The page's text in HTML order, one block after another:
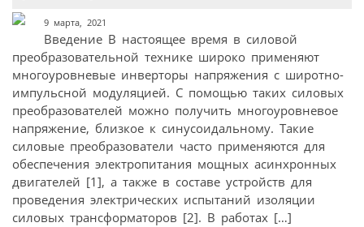
9 марта, 2021
Введение В настоящее время в силовой
преобразовательной технике широко применяют
многоуровневые инверторы напряжения с широтно-
импульсной модуляцией. С помощью таких силовых
преобразователей можно получить многоуровневое
напряжение, близкое к синусоидальному. Такие
силовые преобразователи часто применяются для
обеспечения электропитания мощных асинхронных
двигателей [1], а также в составе устройств для
проведения электрических испытаний изоляции
силовых трансформаторов [2]. В работах […]